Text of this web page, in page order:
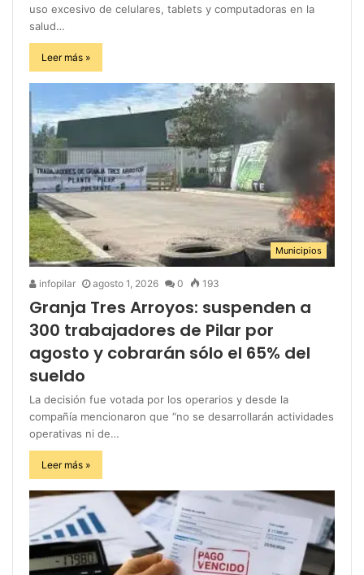
uso excesivo de celulares, tablets y computadoras en la
salud…
Leer más »
Municipios
infopilar agosto 1, 2026 0 193
Granja Tres Arroyos: suspenden a
300 trabajadores de Pilar por
agosto y cobrarán sólo el 65% del
sueldo
La decisión fue votada por los operarios y desde la
compañía mencionaron que “no se desarrollarán actividades
operativas ni de…
Leer más »